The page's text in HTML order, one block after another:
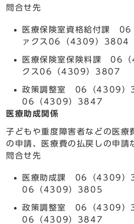
問合せ先
医療保険室資格給付課
ァクス06（4309）3804
医療保険室保険料課 06
クス06（4309）3807
政策調整室 06（4309）
06（4309）3847
医療助成関係
子どもや重度障害者などの医療
の申請、医療費の払戻しの申請
問合せ先
医療助成課 06（4309）
06（4309）3805
政策調整室 06（4309）
06（4309）3847